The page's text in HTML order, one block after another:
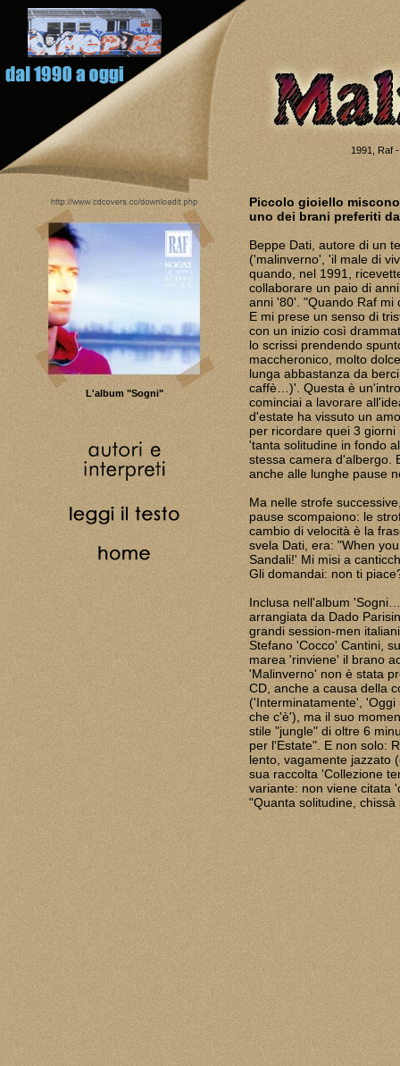
1991, Raf
L'album "Sogni"
Piccolo gioiello
uno dei brani preferiti
Beppe Dati, autore di un
('malinverno', 'il male di
quando, nel 1991,
collaborare un paio di
anni '80'. "Quando Raf
E mi prese un senso di
con un inizio così
lo scrissi prendendo
maccheronico, molto
lunga abbastanza da
caffè…)'. Questa è
cominciai a lavorare
d'estate ha vissuto un
per ricordare quei 3
'tanta solitudine in fondo
stessa camera d'albergo.
anche alle lunghe pause
Ma nelle strofe
pause scompaiono: le
cambio di velocità è la
svela Dati, era: "When
Sandali!' Mi misi a
Gli domandai: non ti
Inclusa nell'album
arrangiata da Dado
grandi session-men
Stefano 'Cocco' Cantini,
marea 'rinviene' il brano
'Malinverno' non è stata
CD, anche a causa della
('Interminatamente',
che c'è'), ma il suo
stile "jungle" di oltre 6
per l'Estate". E non solo:
lento, vagamente jazzato
sua raccolta 'Collezione
variante: non viene citata
"Quanta solitudine,